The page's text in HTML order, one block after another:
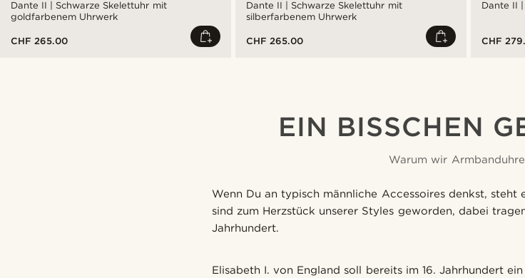
Dante II | Schwarze Skelettuhr mit
goldfarbenem Uhrwerk
CHF 265.00
Dante II | Schwarze Skelettuhr mit
silberfarbenem Uhrwerk
CHF 265.00
Dante II
CHF
EIN BISSCHEN
Warum wir
Wenn Du an typisch männliche Accessoires denkst, steht
sind zum Herzstück unserer Styles geworden, dabei
Jahrhundert.
Elisabeth I. von England soll bereits im 16. Jahrhundert